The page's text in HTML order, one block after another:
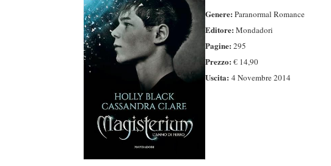
Genere: Paranormal Romance
Editore: Mondadori
Pagine: 295
Prezzo: € 14,90
Uscita: 4 Novembre 2014